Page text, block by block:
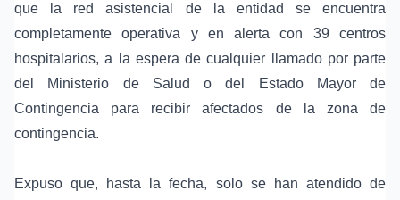
que la red asistencial de la entidad se encuentra
completamente operativa y en alerta con 39 centros
hospitalarios, a la espera de cualquier llamado por parte
del Ministerio de Salud o del Estado Mayor de
Contingencia para recibir afectados de la zona de
contingencia.
Expuso que, hasta la fecha, solo se han atendido de